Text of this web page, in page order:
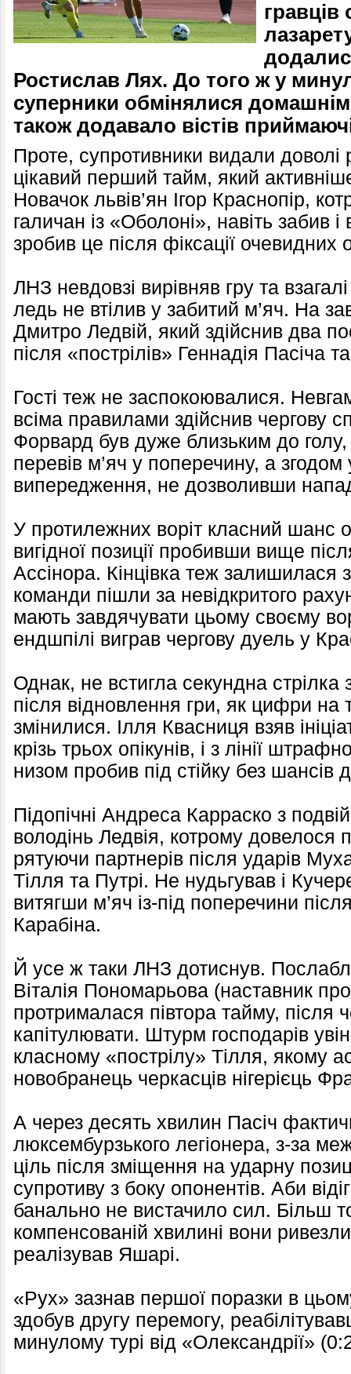
Ростислав Лях. До того ж у
суперники обмінялися
також додавало вістів
Проте, супротивники видали доволі
цікавий перший тайм, який
Новачок львів’ян Ігор Краснопір,
галичан із «Оболоні», навіть забив
зробив це після фіксації очевидних
ЛНЗ невдовзі вирівняв гру та
ледь не втілив у забитий м’яч. На
Дмитро Ледвій, який здійснив два
після «пострілів» Геннадія Пасіча
Гості теж не заспокоювалися.
всіма правилами здійснив чергову
Форвард був дуже близьким до
перевів м’яч у поперечину, а згодом
випередження, не дозволивши
У протилежних воріт класний шанс
вигідної позиції пробивши вище
Ассінора. Кінцівка теж
команди пішли за невідкритого
мають завдячувати цьому своєму
ендшпілі виграв чергову дуель у
Однак, не встигла секундна стрілка
після відновлення гри, як цифри
змінилися. Ілля Квасниця взяв
крізь трьох опікунів, і з лінії
низом пробив під стійку без шансів
Підопічні Андреса Карраско з
володінь Ледвія, котрому довелося
рятуючи партнерів після ударів
Тілля та Путрі. Не нудьгував і
витягши м’яч із-під поперечини
Карабіна.
Й усе ж таки ЛНЗ дотиснув.
Віталія Пономарьова (наставник
протрималася півтора тайму, після
капітулювати. Штурм господарів
класному «пострілу» Тілля, якому
новобранець черкасців нігерієць
А через десять хвилин Пасіч
люксембурзького легіонера, з-за
ціль після зміщення на ударну
супротиву з боку опонентів. Аби
банально не вистачило сил. Більш
компенсованій хвилині вони
реалізував Яшарі.
«Рух» зазнав першої поразки в
здобув другу перемогу,
минулому турі від «Олександрії»